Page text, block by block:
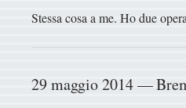
Stessa cosa a me. Ho due
29 maggio 2014 —